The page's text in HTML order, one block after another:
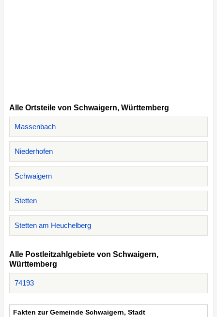
Alle Ortsteile von Schwaigern, Württemberg
Massenbach
Niederhofen
Schwaigern
Stetten
Stetten am Heuchelberg
Alle Postleitzahlgebiete von Schwaigern,
Württemberg
74193
Fakten zur Gemeinde Schwaigern, Stadt